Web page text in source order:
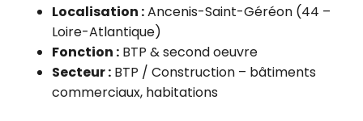
Localisation :Ancenis-Saint-Géréon (44 –
Loire-Atlantique)
Fonction : BTP & second oeuvre
Secteur : BTP / Construction – bâtiments
commerciaux, habitations